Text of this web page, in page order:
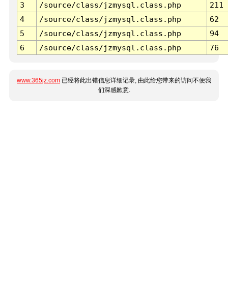
3 /source/class/jzmysql.class.php
211
4
/source/class/jzmysql.class.php
62
5
/source/class/jzmysql.class.php
94
6
/source/class/jzmysql.class.php 76
www.365jz.com 已经将此出错信息详细记录, 由此给您带来的访问不便我
们深感歉意.